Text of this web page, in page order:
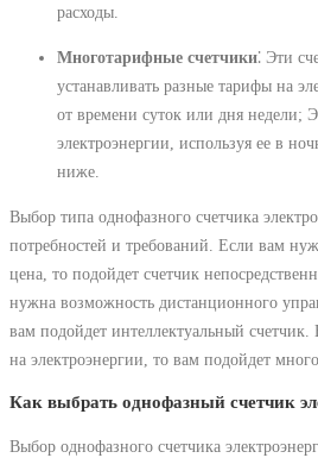
расходы.
Многотарифные счетчики⁚ Эти
устанавливать разные тарифы на
от времени суток или дня недели;
электроэнергии, используя ее в
ниже.
Выбор типа однофазного счетчика
потребностей и требований. Если вам
цена, то подойдет счетчик
нужна возможность дистанционного
вам подойдет интеллектуальный
на электроэнергии, то вам подойдет
Как выбрать однофазный счетчик
Выбор однофазного счетчика